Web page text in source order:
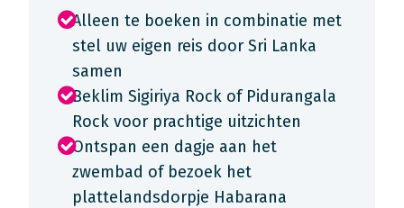
Alleen te boeken in combinatie met
stel uw eigen reis door Sri Lanka
samen
Beklim Sigiriya Rock of Pidurangala
Rock voor prachtige uitzichten
Ontspan een dagje aan het
zwembad of bezoek het
plattelandsdorpje Habarana